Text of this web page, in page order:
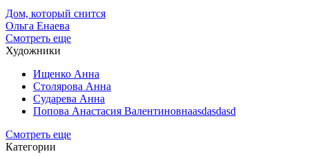
Дом, который снится
Ольга Енаева
Смотреть еще
Художники
Ищенко Анна
Столярова Анна
Сударева Анна
Попова Анастасия Валентиновнаasdasdasd
Смотреть еще
Категории